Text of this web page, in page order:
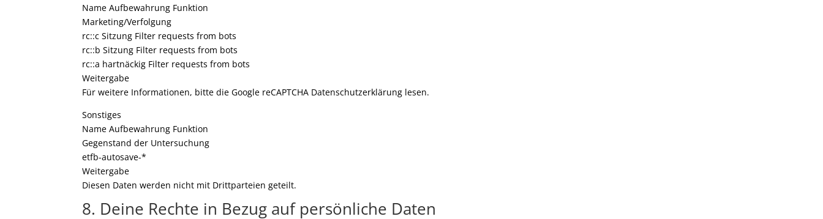
Name Aufbewahrung Funktion
Marketing/Verfolgung
rc::c Sitzung Filter requests from bots
rc::b Sitzung Filter requests from bots
rc::a hartnäckig Filter requests from bots
Weitergabe
Für weitere Informationen, bitte die Google reCAPTCHA Datenschutzerklärung lesen.
Sonstiges
Name Aufbewahrung Funktion
Gegenstand der Untersuchung
etfb-autosave-*
Weitergabe
Diesen Daten werden nicht mit Drittparteien geteilt.
8. Deine Rechte in Bezug auf persönliche Daten